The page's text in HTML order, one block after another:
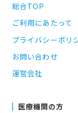
総合TOP
ご利用にあたって
プライバシーポリ
お問い合わせ
運営会社
医療機関の方